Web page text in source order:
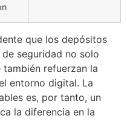
que los depósitos
seguridad no solo
refuerzan la
entorno digital. La
es, por tanto, un
la diferencia en la